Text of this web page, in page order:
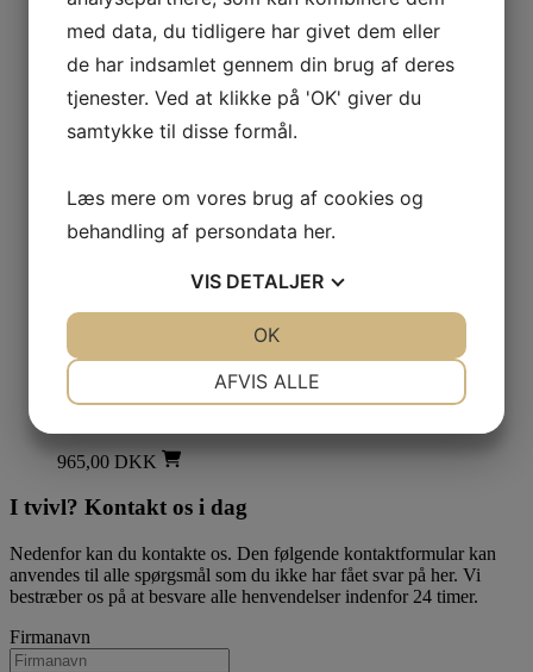
690,00 DKK –1.595,00DKK
mere
Lige med cirkelbue
(sort stål 2 mm)
1.543,00DKK
Lige med cirkelbue
Lige med cirkelbue – 700×900 mm –
1,2 mm sort stål
965,00 DKK
I tvivl? Kontakt os i dag
Nedenfor kan du kontakte os. Den følgende kontaktformular kan
anvendes til alle spørgsmål som du ikke har fået svar på her. Vi
bestræber os på at besvare alle henvendelser indenfor 24 timer.
Firmanavn
med data, du tidligere har givet dem eller
de har indsamlet gennem din brug af deres
tjenester. Ved at klikke på 'OK' giver du
samtykke til disse formål.
Læs mere om vores brug af cookies og
behandling af persondata her.
VIS DETALJER
MARKETING
AFVIS ALLE
OK